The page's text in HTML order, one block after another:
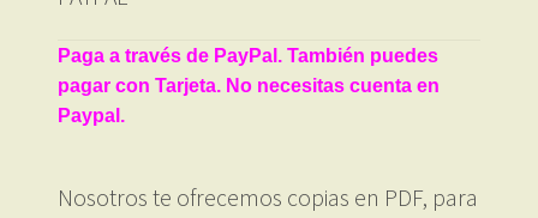
Paga a través de PayPal. También puedes
pagar con Tarjeta. No necesitas cuenta en
Paypal.
Nosotros te ofrecemos copias en PDF, para